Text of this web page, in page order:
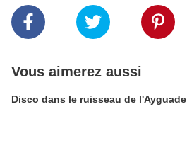
Vous aimerez aussi
Disco dans le ruisseau de l'Ayguade